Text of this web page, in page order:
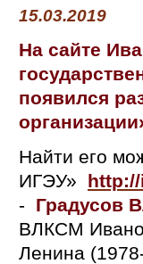
15.03.2019
На сайте
появился
Найти его
ИГЭУ»
- Градусов
ВЛКСМ
Ленина